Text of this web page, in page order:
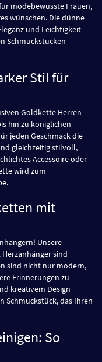
modebewusste Frauen,
wünschen. Die dünne
und Leichtigkeit
Schmuckstücken
Stil für
Goldkette Herren
hin zu königlichen
jeden Geschmack die
gleichzeitig stilvoll,
Accessoire oder
wird zum
mit
Unsere
sind
sind nicht nur modern,
Erinnerungen zu
kreativem Design
Schmuckstück, das Ihren
So